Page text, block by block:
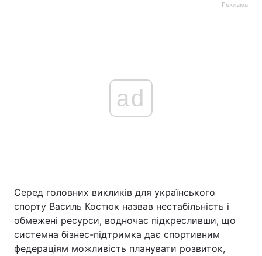
Реклама
ad
Серед головних викликів для українського
спорту Василь Костюк назвав нестабільність і
обмежені ресурси, водночас підкресливши, що
системна бізнес-підтримка дає спортивним
федераціям можливість планувати розвиток,